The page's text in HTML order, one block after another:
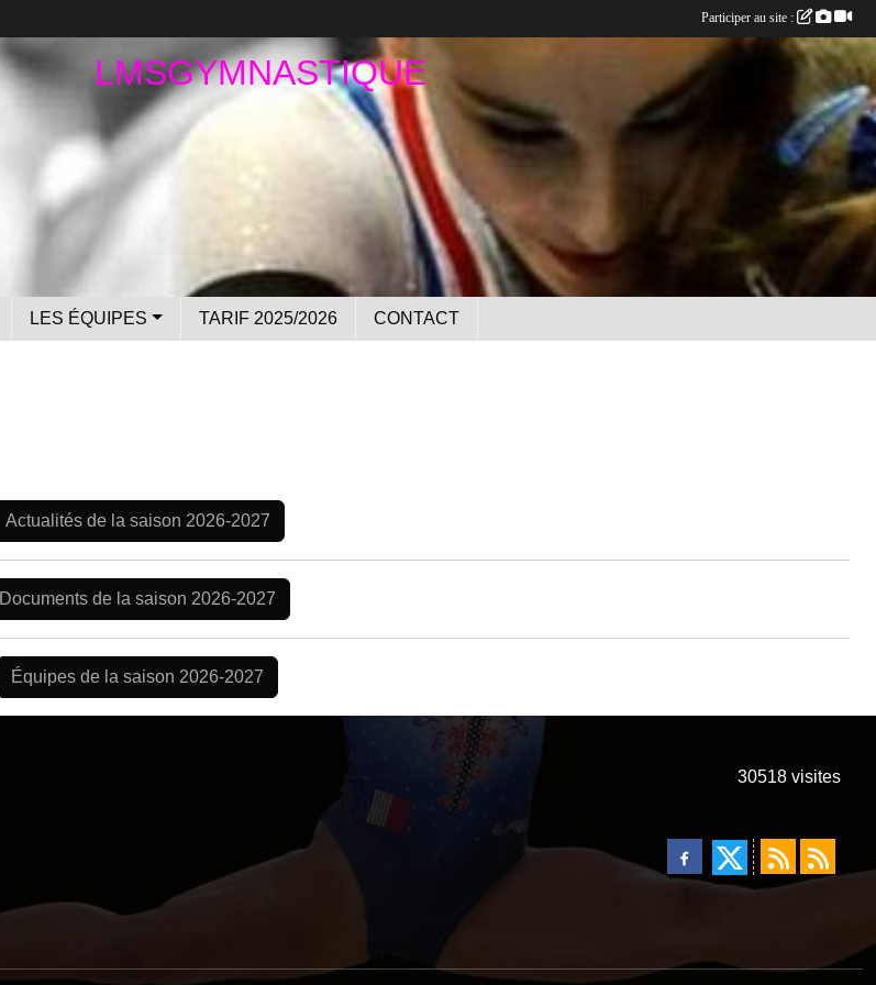
LMSGYMNASTIQUE
LES ÉQUIPES TARIF 2025/2026 CONTACT
Actualités de la saison 2026-2027
Documents de la saison 2026-2027
Équipes de la saison 2026-2027
30518 visites
Participer au site :